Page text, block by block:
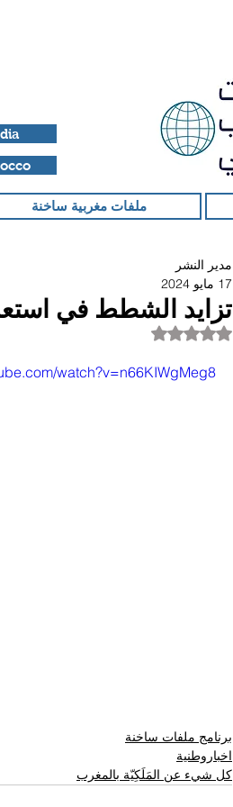
ملفات مغربية ساخنة
تزايد الشطط في
مدير النشر
17 مايو 2024
تم التقييم بـ ليس رقمًا من أصل 5 نجوم.
watch?v=n66KIWgMeg8
برنامج ملفات ساخنة
اخباروطنية
كل شيء عن المَلَكِيّة بالمغرب